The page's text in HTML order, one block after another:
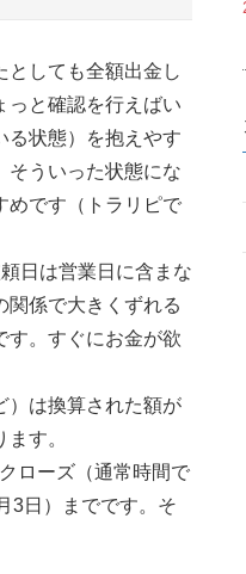
としても全額出金し
っと確認を行えばい
る状態）を抱えやす
そういった状態にな
めです（トラリピで
日は営業日に含まな
関係で大きくずれる
す。すぐにお金が欲
）は換算された額が
す。
ローズ（通常時間で
3日）までです。そ